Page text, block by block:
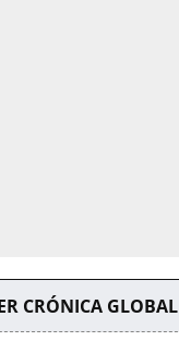
CRÓNICA GLOBAL